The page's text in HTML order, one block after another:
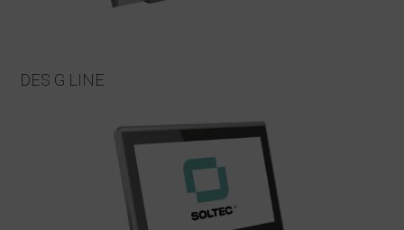
DES G LINE